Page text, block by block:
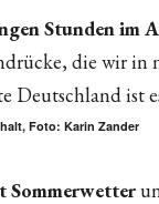
Stunden im
die wir in
Deutschland ist
Foto: Karin Zander
Sommerwetter